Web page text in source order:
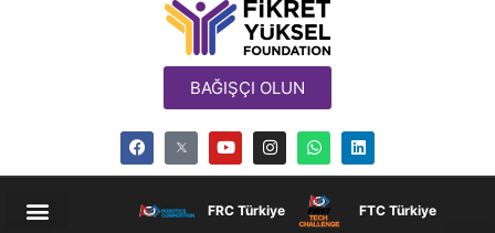
BAĞIŞÇI OLUN
FRC Türkiye FTC Türkiye